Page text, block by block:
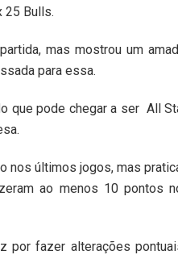
25 Bulls.
mas mostrou um
para essa.
que pode chegar a ser All
nos últimos jogos, mas
ao menos 10 pontos
por fazer alterações